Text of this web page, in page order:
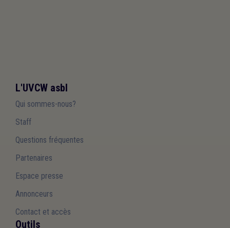
L'UVCW asbl
Qui sommes-nous?
Staff
Questions fréquentes
Partenaires
Espace presse
Annonceurs
Contact et accès
Outils